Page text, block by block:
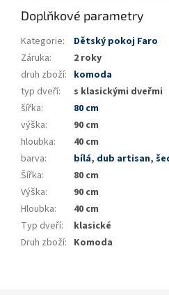
Doplňkové parametry
Kategorie:
Dětský pokoj Faro
Záruka:
2 roky
druh zboží: komoda
typ dveří:
s klasickými dveřmi
šířka:
80 cm
výška:
90 cm
hloubka:
40 cm
barva: bílá, dub artisan,
Šířka:
80 cm
Výška:
90 cm
Hloubka:
40 cm
Typ dveří:
klasické
Druh zboží: Komoda